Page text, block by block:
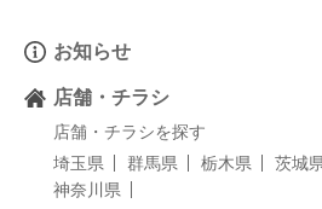
お知らせ
店舗・チラシ
店舗・チラシを探す
埼玉県
群馬県 栃木県 茨城
神奈川県